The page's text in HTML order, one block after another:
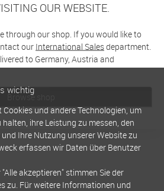
OUR WEBSITE.
through our shop. If you would like to
our International Salesdepartment.
to Germany, Austria and
Browse shop
wichtig
Cookies und andere Technologien, um
ihre Leistung zu messen, den
Ihre Nutzung unserer Website zu
erfassen wir Daten über Benutzer
akzeptieren" stimmen Sie der
zu. Für weitere Informationen und